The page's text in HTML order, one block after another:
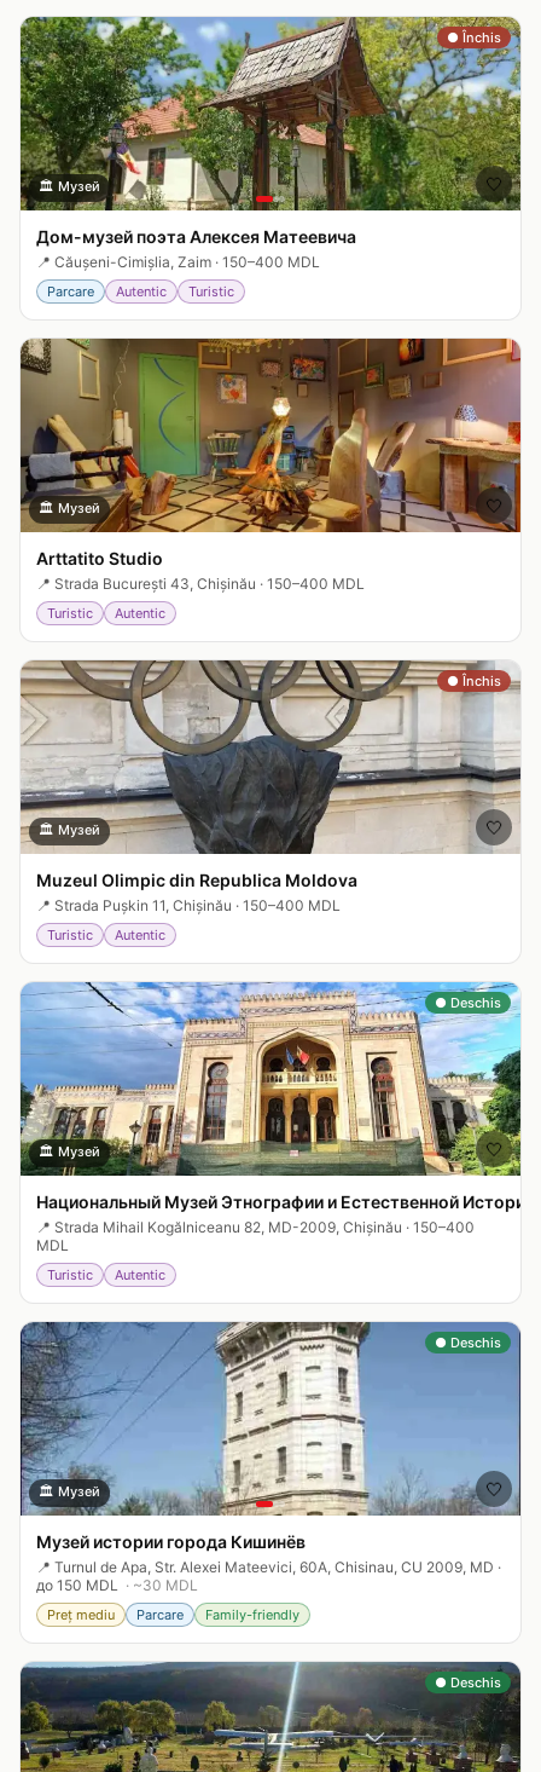
● Închis
🏛️ Музей 🤍
Дом-музей поэта Алексея Матеевича
📍 Căușeni-Cimișlia, Zaim · 150–400 MDL
Parcare Autentic Turistic
🏛️ Музей 🤍
Arttatito Studio
📍 Strada București 43, Chișinău · 150–400 MDL
Turistic Autentic
● Închis
🏛️ Музей 🤍
Muzeul Olimpic din Republica Moldova
📍 Strada Pușkin 11, Chișinău · 150–400 MDL
Turistic Autentic
● Deschis
🏛️ Музей 🤍
Национальный Музей Этнографии и Естественной Истории
📍 Strada Mihail Kogălniceanu 82, MD-2009, Chișinău · 150–400
MDL
Turistic Autentic
● Deschis
🏛️ Музей 🤍
Музей истории города Кишинёв
📍 Turnul de Apa, Str. Alexei Mateevici, 60A, Chisinau, CU 2009, MD ·
до 150 MDL · ~30 MDL
Preț mediu Parcare Family-friendly
● Deschis